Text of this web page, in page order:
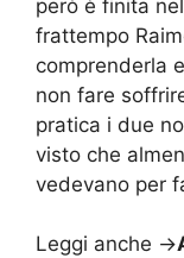
però è finita
frattempo
comprenderla
non fare
pratica i due
visto che
vedevano per
Leggi anche ->